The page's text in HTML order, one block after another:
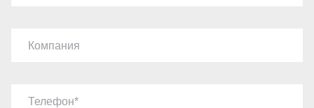
Компания
Телефон